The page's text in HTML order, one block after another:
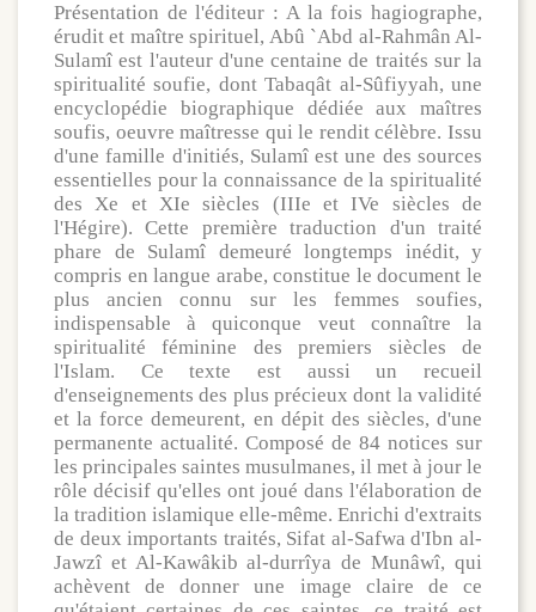
Présentation de l'éditeur : A la fois hagiographe,
érudit et maître spirituel, Abû `Abd al-Rahmân Al-
Sulamî est l'auteur d'une centaine de traités sur la
spiritualité soufie, dont Tabaqât al-Sûfiyyah, une
encyclopédie biographique dédiée aux maîtres
soufis, oeuvre maîtresse qui le rendit célèbre. Issu
d'une famille d'initiés, Sulamî est une des sources
essentielles pour la connaissance de la spiritualité
des Xe et XIe siècles (IIIe et IVe siècles de
l'Hégire). Cette première traduction d'un traité
phare de Sulamî demeuré longtemps inédit, y
compris en langue arabe, constitue le document le
plus ancien connu sur les femmes soufies,
indispensable à quiconque veut connaître la
spiritualité féminine des premiers siècles de
l'Islam. Ce texte est aussi un recueil
d'enseignements des plus précieux dont la validité
et la force demeurent, en dépit des siècles, d'une
permanente actualité. Composé de 84 notices sur
les principales saintes musulmanes, il met à jour le
rôle décisif qu'elles ont joué dans l'élaboration de
la tradition islamique elle-même. Enrichi d'extraits
de deux importants traités, Sifat al-Safwa d'Ibn al-
Jawzî et Al-Kawâkib al-durrîya de Munâwî, qui
achèvent de donner une image claire de ce